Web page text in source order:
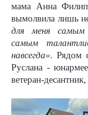
мама Анна
вымолвила лишь
для меня
самым
навсегда». Рядом
Руслана -
ветеран-